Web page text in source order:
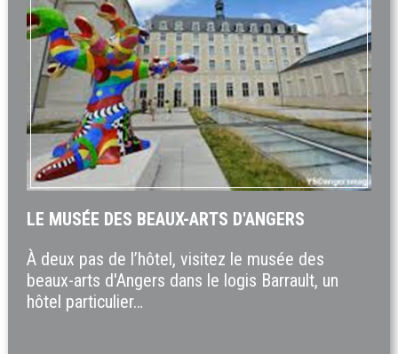
LE MUSÉE DES BEAUX-ARTS D'ANGERS
À deux pas de l’hôtel, visitez le musée des
beaux-arts d'Angers dans le logis Barrault, un
hôtel particulier…